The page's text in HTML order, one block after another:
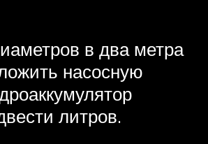
в два метра
насосную
литров.